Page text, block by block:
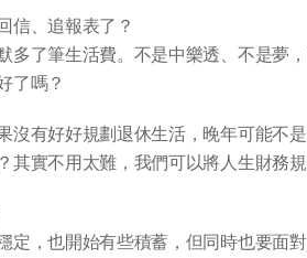
信、追報表了？
多了筆生活費。不是中樂透、不是夢
了嗎？
沒有好好規劃退休生活，晚年可能不
其實不用太難，我們可以將人生財務
定，也開始有些積蓄，但同時也要面